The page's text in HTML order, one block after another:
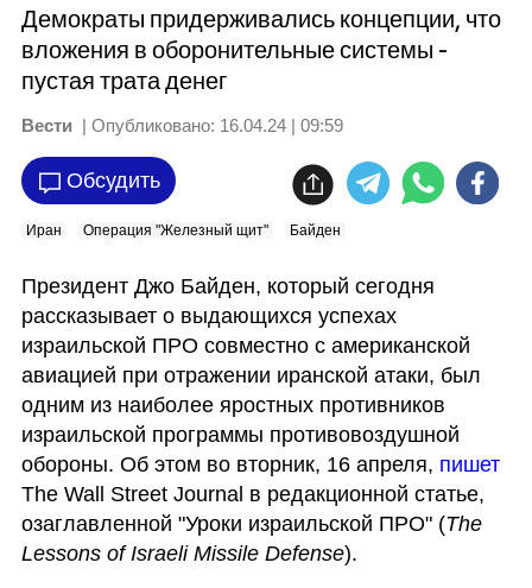
Демократы придерживались концепции, что
вложения в оборонительные системы -
пустая трата денег
Вести | Опубликовано: 16.04.24 | 09:59
Обсудить
Иран Операция "Железный щит" Байден
Президент Джо Байден, который сегодня
рассказывает о выдающихся успехах
израильской ПРО совместно с американской
авиацией при отражении иранской атаки, был
одним из наиболее яростных противников
израильской программы противовоздушной
обороны. Об этом во вторник, 16 апреля,
пишет
The Wall Street Journal в редакционной статье,
озаглавленной "Уроки израильской ПРО" (The
Lessons of Israeli Missile Defense).